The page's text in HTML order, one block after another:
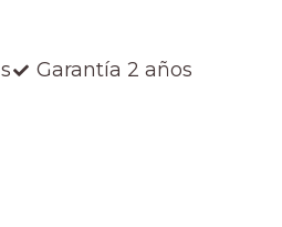
Garantía 2 años